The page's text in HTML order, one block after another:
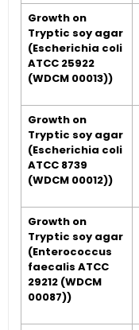
Growth on
Tryptic soy agar
(Escherichia coli
ATCC 25922
(WDCM 00013))
Growth on
Tryptic soy agar
(Escherichia coli
ATCC 8739
(WDCM 00012))
Growth on
Tryptic soy agar
(Enterococcus
faecalis ATCC
29212 (WDCM
00087))